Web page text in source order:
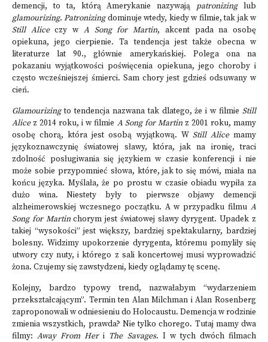
demencji, to ta, którą Amerykanie nazywają patronizinglub
glamourizing.Patronizingdominuje wtedy, kiedy w filmie, tak jak w
Still Aliceczy wA Song for Martin, akcent pada na osobę
opiekuna, jego cierpienie. Ta tendencja jest także obecna w
literaturze lat 90., głównie amerykańskiej. Polega ona na
pokazaniu wyjątkowości poświęcenia opiekuna, jego choroby i
często wcześniejszej śmierci. Sam chory jest gdzieś odsuwany w
cień.
Glamourizingto tendencja nazwana tak dlatego, że i w filmieStill
Alice z 2014 roku, i w filmie A Song for Martin z 2001 roku, mamy
osobę chorą, która jest osobą wyjątkową. W Still Alicemamy
językoznawczynię światowej sławy, która, jak na ironię, traci
zdolność posługiwania się językiem w czasie konferencji i nie
może sobie przypomnieć słowa, które, jak to się mówi, miała na
końcu języka. Myślała, że po prostu w czasie obiadu wypiła za
dużo wina. Niestety były to pierwsze objawy demencji
alzheimerowskiej wczesnego początku. A w przypadku filmu A
Song for Martinchorym jest światowej sławy dyrygent. Upadek z
takiej “wysokości” jest większy, bardziej spektakularny, bardziej
bolesny. Widzimy upokorzenie dyrygenta, któremu pomyliły się
utwory czy nuty, i którego z sali koncertowej musi wyprowadzić
żona. Czujemy się zawstydzeni, kiedy oglądamy tę scenę.
Kolejny, bardzo typowy trend, nazwałabym “wydarzeniem
przekształcającym”. Termin ten Alan Milchman i Alan Rosenberg
zaproponowali w odniesieniu do Holocaustu. Demencja w rodzinie
zmienia wszystkich, prawda? Nie tylko chorego. Tutaj mamy dwa
filmy:Away From Heri The Savages. I w tych dwóch filmach